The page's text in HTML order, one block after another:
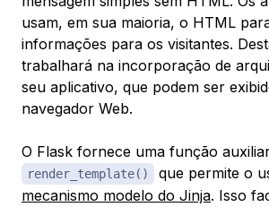
usam, em sua maioria, o HTML
informações para os visitantes.
trabalhará na incorporação de
seu aplicativo, que podem ser
navegador Web.
O Flask fornece uma função
render_template()
que permite o
mecanismo modelo do Jinja. Isso